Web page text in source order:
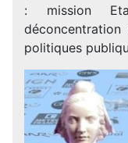
: mission
politiques